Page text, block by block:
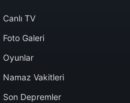
Canlı TV
Foto Galeri
Oyunlar
Namaz Vakitleri
Son Depremler